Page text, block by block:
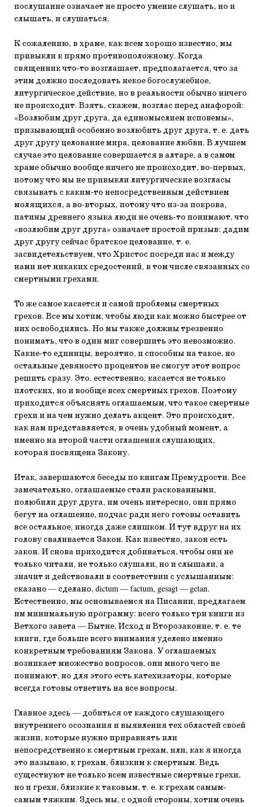
послушание означает не просто умение слушать, но и
слышать, и слушаться.
К сожалению, в храме, как всем хорошо известно, мы
привыкли к прямо противоположному. Когда
священник что-то возглашает, предполагается, что за
этим должно последовать некое богослужебное,
литургическое действие, но в реальности обычно ничего
не происходит. Взять, скажем, возглас перед анафорой:
«Возлюбим друг друга, да единомыслием исповемы»,
призывающий особенно возлюбить друг друга, т. е. дать
друг другу целование мира, целование любви. В лучшем
случае это целование совершается в алтаре, а в самом
храме обычно вообще ничего не происходит, во-первых,
потому что мы не привыкли литургические возгласы
связывать с каким-то непосредственным действием
молящихся, а во-вторых, потому что из-за покрова,
патины древнего языка люди не очень-то понимают, что
«возлюбим друг друга» означает простой призыв: дадим
друг другу сейчас братское целование, т. е.
засвидетельствуем, что Христос посреди наc и между
нами нет никаких средостений, в том числе связанных со
смертными грехами.
То же самое касается и самой проблемы смертных
грехов. Все мы хотим, чтобы люди как можно быстрее от
них освободились. Но мы также должны трезвенно
понимать, что в один миг совершить это невозможно.
Какие-то единицы, вероятно, и способны на такое, но
остальные девяносто процентов не смогут этот вопрос
решить сразу. Это, естественно, касается не только
плотских, но и вообще всех смертных грехов. Поэтому
приходится объяснять оглашаемым, что такое смертные
грехи и на чем нужно делать акцент. Это происходит,
как нам представляется, в очень удобный момент, а
именно на второй части оглашения слушающих,
которая посвящена Закону.
Итак, завершаются беседы по книгам Премудрости. Все
замечательно, оглашаемые стали раскованными,
полюбили друг друга, им очень интересно, они прямо
бегут на оглашение, подчас ради него готовы оставить
все остальное, иногда даже слишком. И тут вдруг на их
голову сваливается Закон. Как известно, закон есть
закон. И снова приходится добиваться, чтобы они не
только читали, не только слушали, но и слышали, а
значит и действовали в соответствии с услышанным:
сказано — сделано, dictum — factum, gesagt — getan.
Естественно, мы основываемся на Писании, предлагаем
им минимальную программу: всего только три книги из
Ветхого завета — Бытие, Исход и Второзаконие, т. е. те
книги, где больше всего внимания уделено именно
конкретным требованиям Закона. У оглашаемых
возникает множество вопросов, они много чего не
понимают, но для этого есть катехизаторы, которые
всегда готовы ответить на все вопросы.
Главное здесь — добиться от каждого слушающего
внутреннего осознания и выявления тех областей своей
жизни, которые нужно приравнять или
непосредственно к смертным грехам, или, как я иногда
это называю, к грехам, близким к смертным. Ведь
существуют не только всем известные смертные грехи,
но и грехи, близкие к таковым, т. е. к грехам самым-
самым тяжким. Здесь мы, с одной стороны, хотим очень